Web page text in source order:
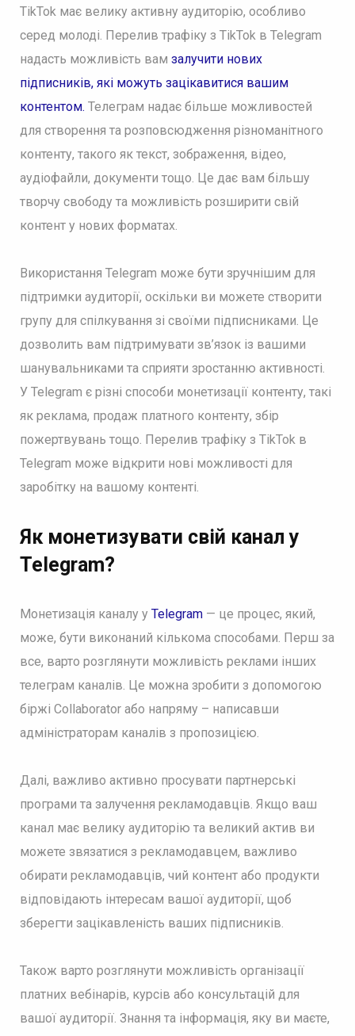
TikTok має велику активну аудиторію, особливо
серед молоді. Перелив трафіку з TikTok в Telegram
надасть можливість вам залучити нових
підписників, які можуть зацікавитися вашим
контентом. Телеграм надає більше можливостей
для створення та розповсюдження різноманітного
контенту, такого як текст, зображення, відео,
аудіофайли, документи тощо. Це дає вам більшу
творчу свободу та можливість розширити свій
контент у нових форматах.
Використання Telegram може бути зручнішим для
підтримки аудиторії, оскільки ви можете створити
групу для спілкування зі своїми підписниками. Це
дозволить вам підтримувати зв’язок із вашими
шанувальниками та сприяти зростанню активності.
У Telegram є різні способи монетизації контенту, такі
як реклама, продаж платного контенту, збір
пожертвувань тощо. Перелив трафіку з TikTok в
Telegram може відкрити нові можливості для
заробітку на вашому контенті.
Як монетизувати свій канал у
Telegram?
Монетизація каналу у Telegram— це процес, який,
може, бути виконаний кількома способами. Перш за
все, варто розглянути можливість реклами інших
телеграм каналів. Це можна зробити з допомогою
біржі Collaborator або напряму – написавши
адміністраторам каналів з пропозицією.
Далі, важливо активно просувати партнерські
програми та залучення рекламодавців. Якщо ваш
канал має велику аудиторію та великий актив ви
можете звязатися з рекламодавцем, важливо
обирати рекламодавців, чий контент або продукти
відповідають інтересам вашої аудиторії, щоб
зберегти зацікавленість ваших підписників.
Також варто розглянути можливість організації
платних вебінарів, курсів або консультацій для
вашої аудиторії. Знання та інформація, яку ви маєте,